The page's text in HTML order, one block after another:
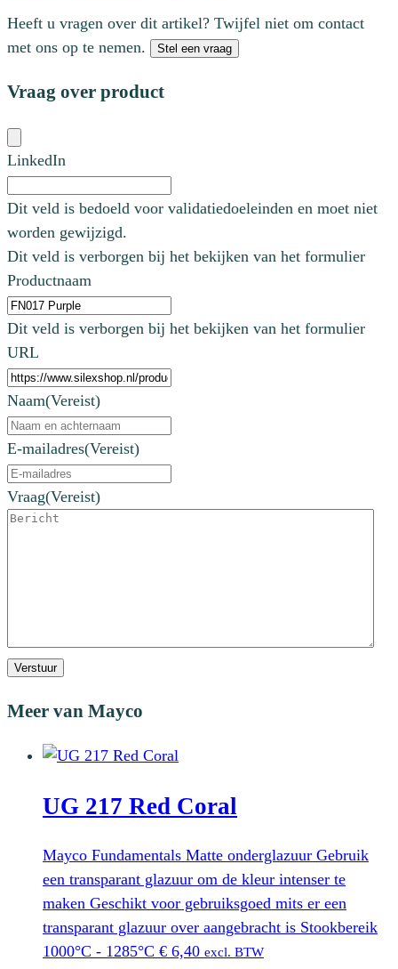
Heeft u vragen over dit artikel? Twijfel niet om contact
met ons op te nemen.
Stel een vraag
Vraag over product
LinkedIn
Dit veld is bedoeld voor validatiedoeleinden en moet niet
worden gewijzigd.
Dit veld is verborgen bij het bekijken van het formulier
Productnaam
Dit veld is verborgen bij het bekijken van het formulier
URL
Naam(Vereist)
E-mailadres(Vereist)
Vraag(Vereist)
Verstuur
Meer van Mayco
UG 217 Red Coral
Mayco Fundamentals Matte onderglazuur Gebruik
een transparant glazuur om de kleur intenser te
maken Geschikt voor gebruiksgoed mits er een
transparant glazuur over aangebracht is Stookbereik
1000°C - 1285°C € 6,40 excl. BTW